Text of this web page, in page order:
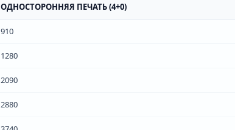
ОДНОСТОРОННЯЯ ПЕЧАТЬ (4+0)
910
1280
2090
2880